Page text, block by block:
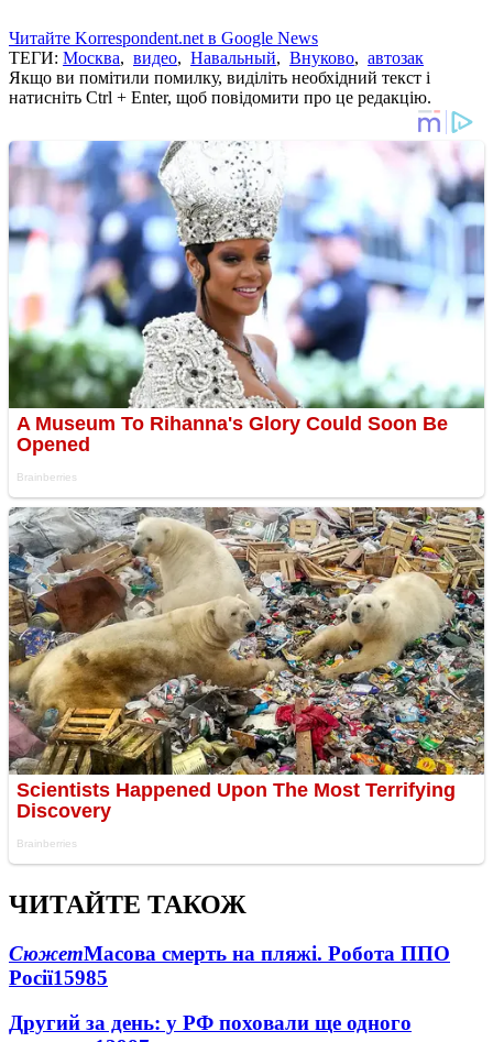
Читайте Korrespondent.net в Google News
ТЕГИ: Москва, видео, Навальный, Внуково, автозак
Якщо ви помітили помилку, виділіть необхідний текст і
натисніть Ctrl + Enter, щоб повідомити про це редакцію.
ЧИТАЙТЕ ТАКОЖ
СюжетМасова смерть на пляжі. Робота ППО
Росії15985
Другий за день: у РФ поховали ще одного